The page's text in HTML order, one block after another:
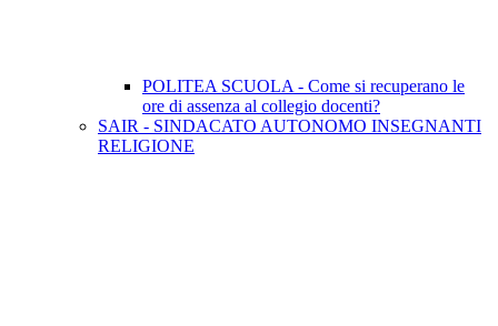
POLITEA SCUOLA - Come si recuperano le
ore di assenza al collegio docenti?
SAIR - SINDACATO AUTONOMO INSEGNANTI
RELIGIONE